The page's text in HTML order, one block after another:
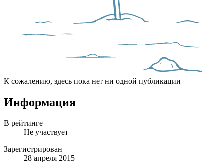
К сожалению, здесь пока нет ни одной публикации
Информация
В рейтинге
Не участвует
Зарегистрирован
28 апреля 2015